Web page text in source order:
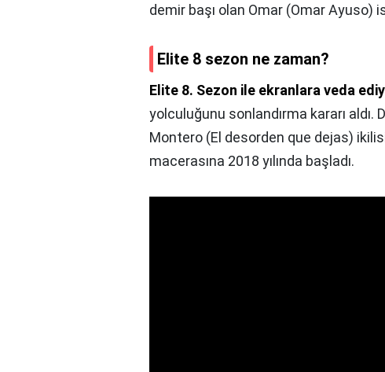
demir başı olan Omar (Omar Ayuso)
Elite 8 sezon ne zaman?
Elite 8. Sezon ile ekranlara veda
yolculuğunu sonlandırma kararı
Montero (El desorden que dejas)
macerasına 2018 yılında başladı.